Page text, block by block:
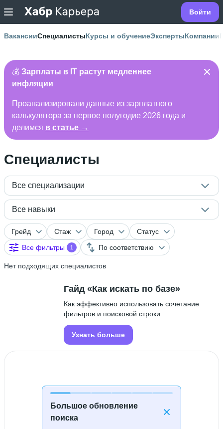
Войти
ВакансииСпециалистыКурсы и обучениеЭкспертыКомпании
💰 Зарплаты в IT растут медленнее
инфляции
Проанализировали данные из зарплатного
калькулятора за первое полугодие 2026 года и
делимся в статье →
Специалисты
Все специализации
Все навыки
Грейд Стаж Город
Статус
Все фильтры
1 По соответствию
Нет подходящих специалистов
Большое обновление
поиска
Гайд «Как искать по базе»
Как эффективно использовать сочетание
фильтров и поисковой строки
Узнать больше